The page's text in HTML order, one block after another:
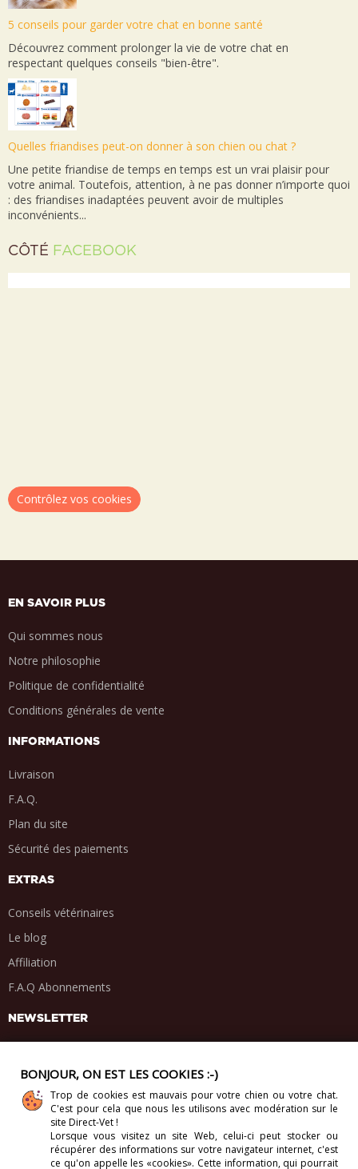
5 conseils pour garder votre chat en bonne santé
Découvrez comment prolonger la vie de votre chat en
respectant quelques conseils "bien-être".
Quelles friandises peut-on donner à son chien ou chat ?
Une petite friandise de temps en temps est un vrai plaisir pour
votre animal. Toutefois, attention, à ne pas donner n’importe quoi
: des friandises inadaptées peuvent avoir de multiples
inconvénients...
CÔTÉ FACEBOOK
Contrôlez vos cookies
EN SAVOIR PLUS
Qui sommes nous
Notre philosophie
Politique de confidentialité
Conditions générales de vente
INFORMATIONS
Livraison
F.A.Q.
Plan du site
Sécurité des paiements
EXTRAS
Conseils vétérinaires
Le blog
Affiliation
F.A.Q Abonnements
NEWSLETTER
PARTAGE SOCIAL
. .
BONJOUR, ON EST LES COOKIES :-)
Trop de cookies est mauvais pour votre chien ou votre chat.
C'est pour cela que nous les utilisons avec modération sur le
site Direct-Vet !
Lorsque vous visitez un site Web, celui-cipeut stocker ou
récupérer des informations sur votre navigateur internet, c'est
ce qu'on appelle les «cookies». Cette information, qui pourrait